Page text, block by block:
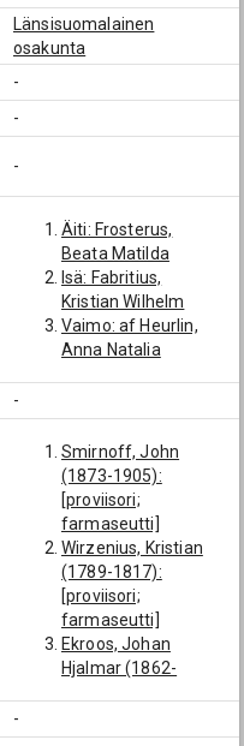
Länsisuomalainen
osakunta
-
-
-
Äiti: Frosterus,
Beata Matilda
Isä: Fabritius,
Kristian Wilhelm
Vaimo: af Heurlin,
Anna Natalia
-
Smirnoff, John
(1873-1905):
[proviisori;
farmaseutti]
Wirzenius, Kristian
(1789-1817):
[proviisori;
farmaseutti]
Ekroos, Johan
Hjalmar (1862-
Sörman (→ Sorma),
-